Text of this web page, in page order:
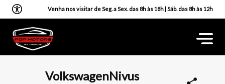
Venha nos visitar de Seg. a Sex. das 8h às 18h | Sáb. das 8h às 12h
VolkswagenNivus